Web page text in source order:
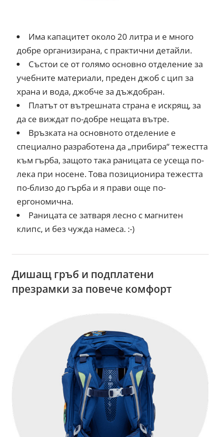
Има капацитет около 20 литра и е много
добре организирана, с практични детайли.
Състои се от голямо основно отделение за
учебните материали, преден джоб с цип за
храна и вода, джобче за дъждобран.
Платът от вътрешната страна е искрящ, за
да се виждат по-добре нещата вътре.
Връзката на основното отделение е
специално разработена да „прибира“ тежестта
към гърба, защото така раницата се усеща по-
лека при носене. Това позиционира тежестта
по-близо до гърба и я прави още по-
ергономична.
Раницата се затваря лесно с магнитен
клипс, и без чужда намеса. :-)
Дишащ гръб и подплатени
презрамки за повече комфорт